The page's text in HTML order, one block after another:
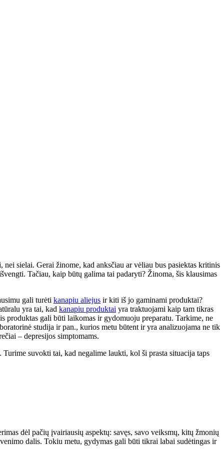
sielai. Gerai žinome, kad anksčiau ar vėliau bus pasiektas kritinis
Tačiau, kaip būtų galima tai padaryti? Žinoma, šis klausimas
gali turėti kanapiu aliejus ir kiti iš jo gaminami produktai?
yra tai, kad kanapiu produktai yra traktuojami kaip tam tikras
produktas gali būti laikomas ir gydomuoju preparatu. Tarkime, ne
studija ir pan., kurios metu būtent ir yra analizuojama ne tik
– depresijos simptomams.
suvokti tai, kad negalime laukti, kol ši prasta situacija taps
dėl pačių įvairiausių aspektų: savęs, savo veiksmų, kitų žmonių
dalis. Tokiu metu, gydymas gali būti tikrai labai sudėtingas ir